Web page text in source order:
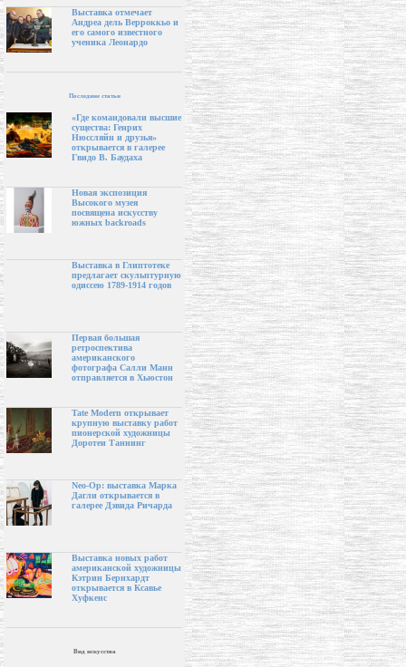
Выставка отмечает
Андреа дель Верроккьо и
его самого известного
ученика Леонардо
Последние статьи
«Где командовали высшие
существа: Генрих
Нюссляйн и друзья»
открывается в галерее
Гвидо В. Баудаха
Новая экспозиция
Высокого музея
посвящена искусству
южных backroads
Выставка в Глиптотеке
предлагает скульптурную
одиссею 1789-1914 годов
Первая большая
ретроспектива
американского
фотографа Салли Манн
отправляется в Хьюстон
Tate Modern открывает
крупную выставку работ
пионерской художницы
Доротеи Таннинг
Neo-Op: выставка Марка
Дагли открывается в
галерее Дэвида Ричарда
Выставка новых работ
американской художницы
Кэтрин Бернхардт
открывается в Ксавье
Хуфкенс
Вид искусства